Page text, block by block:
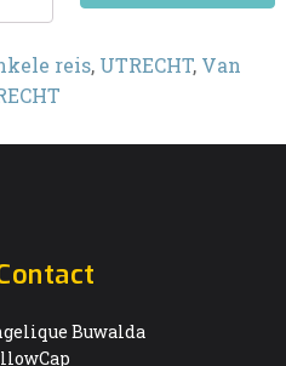
reis, UTRECHT, Van
Buwalda